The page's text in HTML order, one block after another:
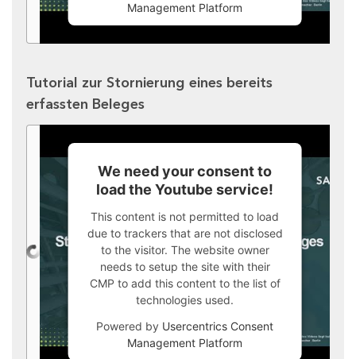
Management Platform
Tutorial zur Stornierung eines bereits
erfassten Beleges
We need your consent to
load the Youtube service!
This content is not permitted to load
due to trackers that are not disclosed
to the visitor. The website owner
needs to setup the site with their
CMP to add this content to the list of
technologies used.
Powered by Usercentrics Consent
Management Platform